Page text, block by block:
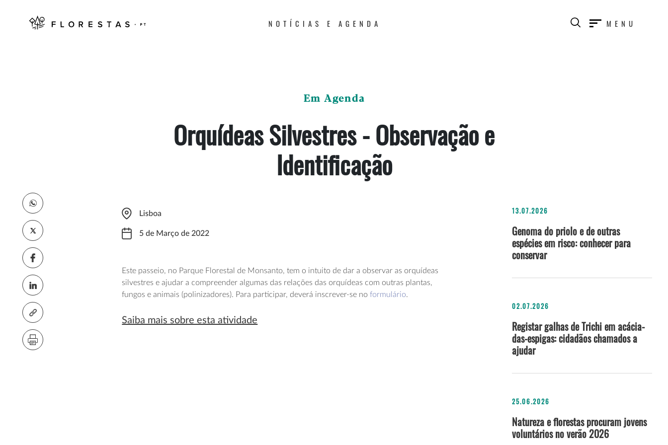
NOTÍCIAS E AGENDA MENU
Em Agenda
Orquídeas Silvestres - Observação e
Identificação
Lisboa
5 de Março de 2022
Este passeio, no Parque Florestal de Monsanto, tem o intuito de dar a observar as orquídeas
silvestres e ajudar a compreender algumas das relações das orquídeas com outras plantas,
fungos e animais (polinizadores). Para participar, deverá inscrever-se noformulário.
Saiba mais sobre esta atividade
13.07.2026
Genoma do priolo e de outras
espécies em risco: conhecer para
conservar
02.07.2026
Registar galhas de Trichi em acácia-
das-espigas: cidadãos chamados a
ajudar
25.06.2026
Natureza e florestas procuram jovens
voluntários no verão 2026